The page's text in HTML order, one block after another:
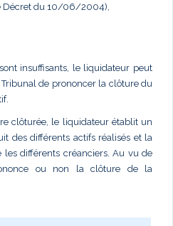
Décret du 10/06/2004),
insuffisants, le liquidateur peut
de prononcer la clôture du
clôturée, le liquidateur établit un
des différents actifs réalisés et la
les différents créanciers. Au vu de
ou non la clôture de la